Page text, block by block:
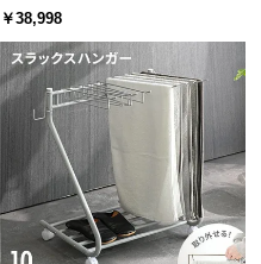
アムマットレス付き
￥38,998